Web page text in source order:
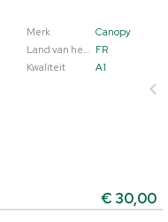
Merk
Canopy
FR
Kwaliteit
A1
€ 30,00
kopen.